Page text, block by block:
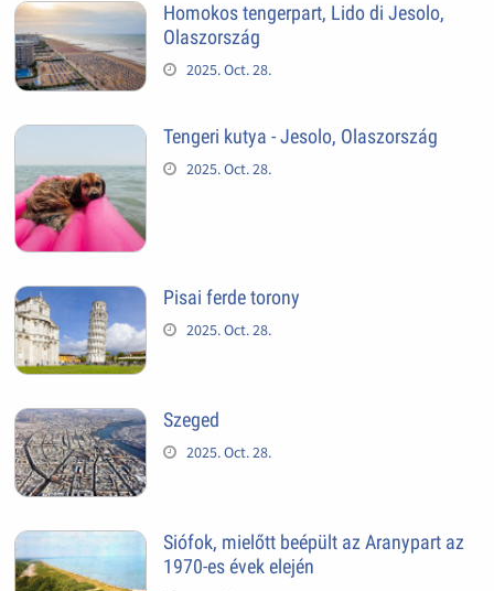
Homokos tengerpart, Lido di Jesolo,
Olaszország
2025. Oct. 28.
Tengeri kutya - Jesolo, Olaszország
2025. Oct. 28.
Pisai ferde torony
2025. Oct. 28.
Szeged
2025. Oct. 28.
Siófok, mielőtt beépült az Aranypart az
1970-es évek elején